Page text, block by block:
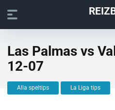
Las Palmas vs
12-07
Alla speltips La Liga tips